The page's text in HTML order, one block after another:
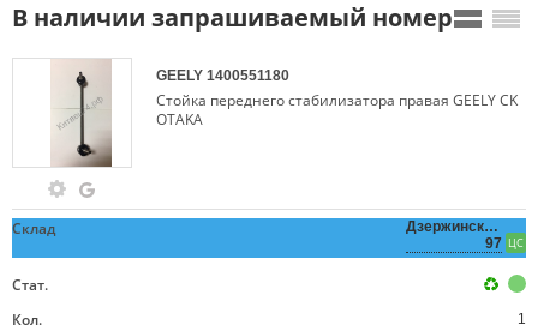
В наличии запрашиваемый номер
GEELY 1400551180
Стойка переднего стабилизатора правая GEELY CK
OTAKA
Склад
Дзержинского,
97 ЦС
Стат.
Кол.
1